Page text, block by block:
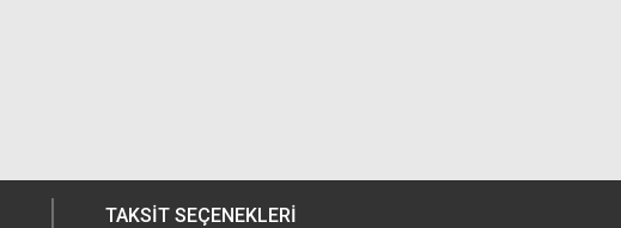
TAKSIT SEÇENEKLERI